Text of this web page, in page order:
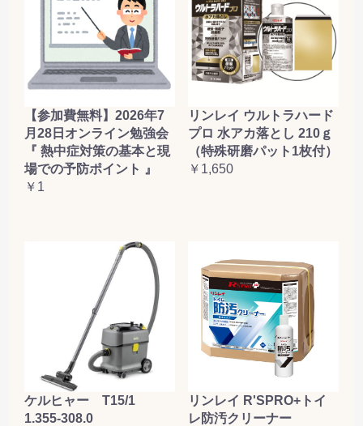
【参加費無料】2026年7
月28日オンライン勉強会
『 熱中症対策の基本と現
場での予防ポイント 』
￥1
リンレイ ウルトラハード
プロ 水アカ落とし 210ｇ
（特殊研磨パット1枚付）
￥1,650
ケルヒャー T15/1
1.355-308.0
リンレイ R'SPRO+トイ
レ防汚クリーナー